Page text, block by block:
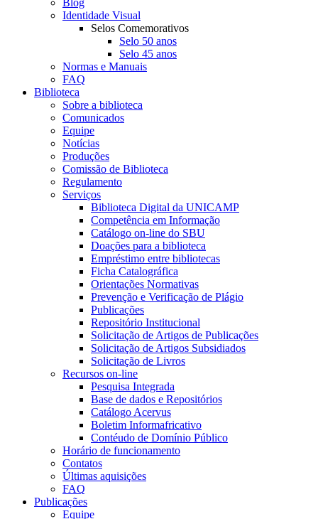
Blog
Identidade Visual
Selos Comemorativos
Selo 50 anos
Selo 45 anos
Normas e Manuais
FAQ
Biblioteca
Sobre a biblioteca
Comunicados
Equipe
Notícias
Produções
Comissão de Biblioteca
Regulamento
Serviços
Biblioteca Digital da UNICAMP
Competência em Informação
Catálogo on-line do SBU
Doações para a biblioteca
Empréstimo entre bibliotecas
Ficha Catalográfica
Orientações Normativas
Prevenção e Verificação de Plágio
Publicações
Repositório Institucional
Solicitação de Artigos de Publicações
Solicitação de Artigos Subsidiados
Solicitação de Livros
Recursos on-line
Pesquisa Integrada
Base de dados e Repositórios
Catálogo Acervus
Boletim Informafricativo
Contéudo de Domínio Público
Horário de funcionamento
Contatos
Últimas aquisições
FAQ
Publicações
Equipe